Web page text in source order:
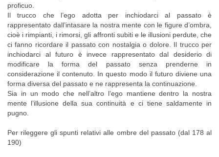
proficuo.
Il trucco che l’ego adotta per inchiodarci al passato è
rappresentato dall’intasare la nostra mente con le figure d’ombra,
cioè i rimpianti, i rimorsi, gli affronti subiti e le illusioni perdute, che
ci fanno ricordare il passato con nostalgia o dolore. Il trucco per
inchiodarci al futuro è invece rappresentato dal desiderio di
modificare la forma del passato senza prenderne in
considerazione il contenuto. In questo modo il futuro diviene una
forma diversa del passato e ne rappresenta la continuazione.
Sia in un modo che nell’altro l’ego mantiene dentro la nostra
mente l’illusione della sua continuità e ci tiene saldamente in
pugno.
Per rileggere gli spunti relativi alle ombre del passato (dal 178 al
190)